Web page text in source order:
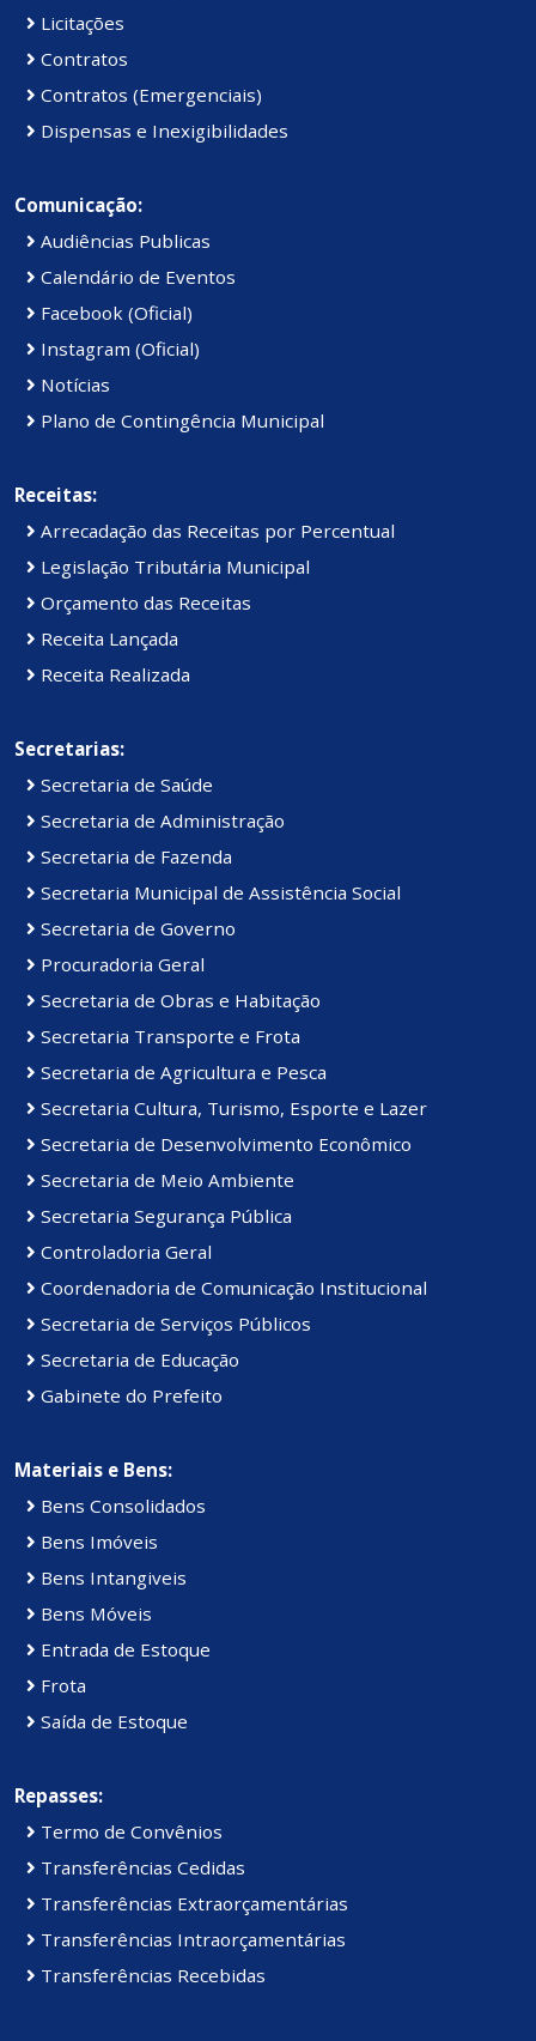
Licitações
Contratos
Contratos (Emergenciais)
Dispensas e Inexigibilidades
Comunicação:
Audiências Publicas
Calendário de Eventos
Facebook (Oficial)
Instagram (Oficial)
Notícias
Plano de Contingência Municipal
Receitas:
Arrecadação das Receitas por Percentual
Legislação Tributária Municipal
Orçamento das Receitas
Receita Lançada
Receita Realizada
Secretarias:
Secretaria de Saúde
Secretaria de Administração
Secretaria de Fazenda
Secretaria Municipal de Assistência Social
Secretaria de Governo
Procuradoria Geral
Secretaria de Obras e Habitação
Secretaria Transporte e Frota
Secretaria de Agricultura e Pesca
Secretaria Cultura, Turismo, Esporte e Lazer
Secretaria de Desenvolvimento Econômico
Secretaria de Meio Ambiente
Secretaria Segurança Pública
Controladoria Geral
Coordenadoria de Comunicação Institucional
Secretaria de Serviços Públicos
Secretaria de Educação
Gabinete do Prefeito
Materiais e Bens:
Bens Consolidados
Bens Imóveis
Bens Intangiveis
Bens Móveis
Entrada de Estoque
Frota
Saída de Estoque
Repasses:
Termo de Convênios
Transferências Cedidas
Transferências Extraorçamentárias
Transferências Intraorçamentárias
Transferências Recebidas